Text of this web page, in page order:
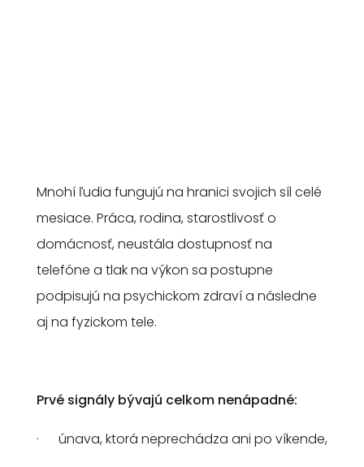
Mnohí ľudia fungujú na hranici svojich síl celé
mesiace. Práca, rodina, starostlivosť o
domácnosť, neustála dostupnosť na
telefóne a tlak na výkon sa postupne
podpisujú na psychickom zdraví a následne
aj na fyzickom tele.
Prvé signály bývajú celkom nenápadné:
· únava, ktorá neprechádza ani po víkende,